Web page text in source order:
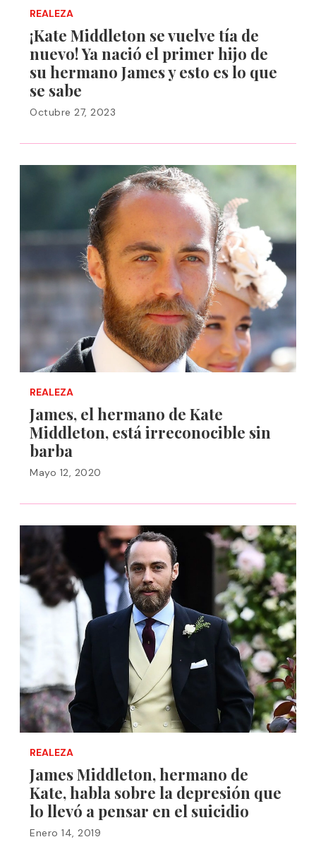
REALEZA
¡Kate Middleton se vuelve tía de
nuevo! Ya nació el primer hijo de
su hermano James y esto es lo que
se sabe
Octubre 27, 2023
REALEZA
James, el hermano de Kate
Middleton, está irreconocible sin
barba
Mayo 12, 2020
REALEZA
James Middleton, hermano de
Kate, habla sobre la depresión que
lo llevó a pensar en el suicidio
Enero 14, 2019